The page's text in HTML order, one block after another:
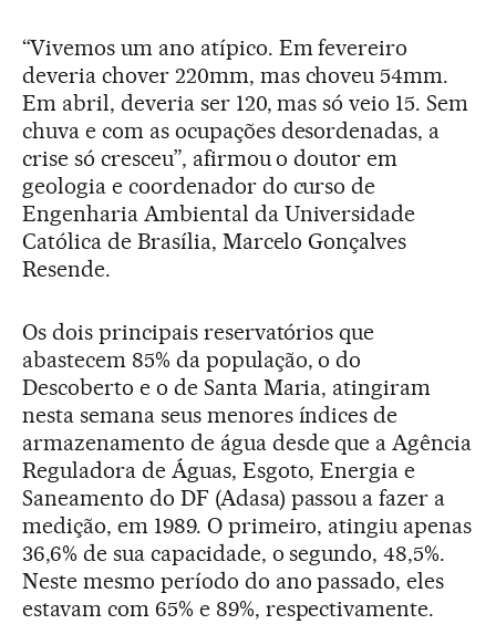
“Vivemos um ano atípico. Em fevereiro
deveria chover 220mm, mas choveu 54mm.
Em abril, deveria ser 120, mas só veio 15. Sem
chuva e com as ocupações desordenadas, a
crise só cresceu”, afirmou o doutor em
geologia e coordenador do curso de
Engenharia Ambiental da Universidade
Católica de Brasília, Marcelo Gonçalves
Resende.
Os dois principais reservatórios que
abastecem 85% da população, o do
Descoberto e o de Santa Maria, atingiram
nesta semana seus menores índices de
armazenamento de água desde que a Agência
Reguladora de Águas, Esgoto, Energia e
Saneamento do DF (Adasa) passou a fazer a
medição, em 1989. O primeiro, atingiu apenas
36,6% de sua capacidade, o segundo, 48,5%.
Neste mesmo período do ano passado, eles
estavam com 65% e 89%, respectivamente.